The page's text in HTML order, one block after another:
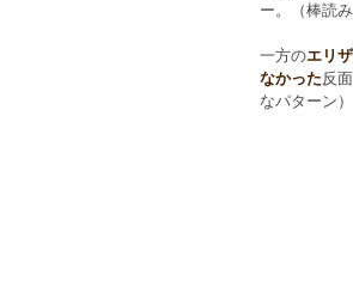
ー。（棒読み
一方のエリ
なかった反
なパターン）